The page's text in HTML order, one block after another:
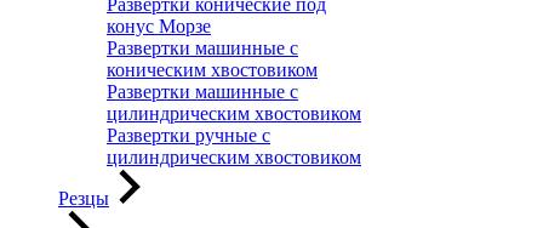
Развертки конические под
конус Морзе
Развертки машинные с
коническим хвостовиком
Развертки машинные с
цилиндрическим хвостовиком
Развертки ручные с
цилиндрическим хвостовиком
Резцы